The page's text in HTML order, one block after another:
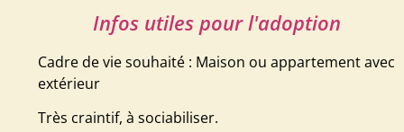
Infos utiles pour l'adoption
Cadre de vie souhaité : Maison ou appartement avec
extérieur
Très craintif, à sociabiliser.